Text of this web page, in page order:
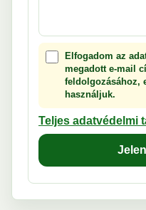
Elfogadom az
megadott e-mail
feldolgozásához,
használjuk.
Teljes adatvédelmi